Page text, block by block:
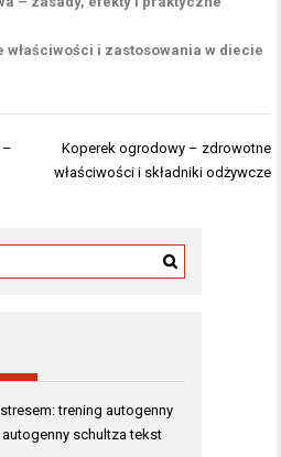
właściwości i zastosowania w diecie
–
Koperek ogrodowy – zdrowotne
właściwości i składniki odżywcze
trening autogenny
schultza tekst